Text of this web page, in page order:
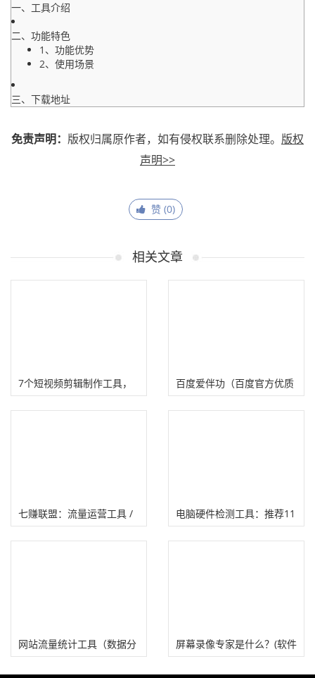
一、工具介绍
二、功能特色
1、功能优势
2、使用场景
三、下载地址
免责声明： 版权归属原作者，如有侵权联系删除处理。 版权
声明>>
赞 (0)
相关文章
7个短视频剪辑制作工具，
自媒体赚钱事半功倍！
百度爱伴功（百度官方优质
办公文档下载工具）
七赚联盟：流量运营工具 /
赚钱商机
电脑硬件检测工具：推荐11
款好用U盘、硬盘检测软件
网站流量统计工具（数据分
屏幕录像专家是什么？(软件